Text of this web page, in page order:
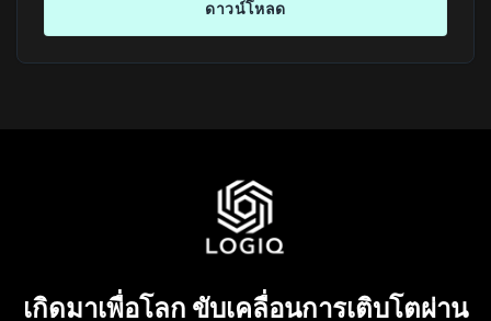
เกิดมาเพื่อโลก ขับเคลื่อนการเติบโตผ่าน